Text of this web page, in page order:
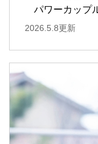
パワーカップ
2026.5.8更新